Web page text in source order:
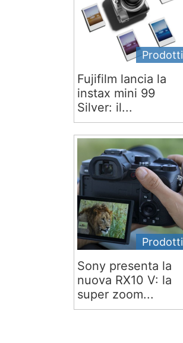
Prodotti
Fujifilm lancia la
instax mini 99
Silver: il...
Prodotti
Sony presenta la
nuova RX10 V: la
super zoom...